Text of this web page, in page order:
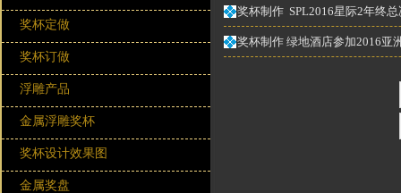
奖杯定做
奖杯订做
浮雕产品
金属浮雕奖杯
奖杯设计效果图
金属奖盘
奖杯制作 SPL2016星际2年终
奖杯制作 绿地酒店参加2016亚